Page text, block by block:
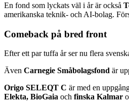
En fond som lyckats väl i år är också
amerikanska teknik- och AI-bolag.
Comeback på bred front
Efter ett par tuffa år ser nu flera
Även Carnegie Småbolagsfond är
Origo SELEQT C är med en
Elekta, BioGaia och finska Kalmar